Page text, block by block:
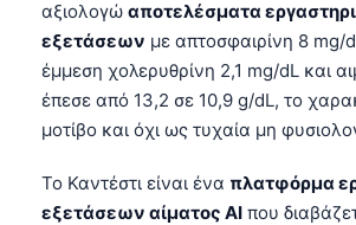
αξιολογώ αποτελέσματα
εξετάσεων με απτοσφαιρίνη 8 mg/
έμμεση χολερυθρίνη 2,1 mg/dL και
έπεσε από 13,2 σε 10,9 g/dL, το
μοτίβο και όχι ως τυχαία μη
Το Καντέστι είναι ένα πλατφόρμα
εξετάσεων αίματος AI που